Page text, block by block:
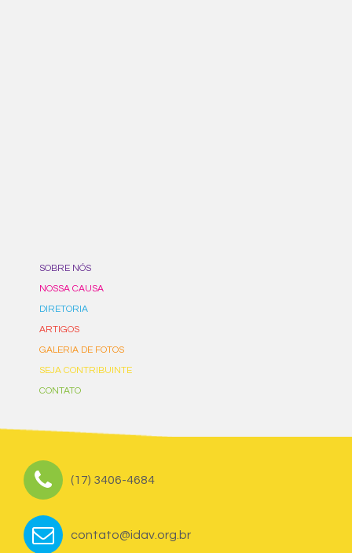
SOBRE NÓS
NOSSA CAUSA
DIRETORIA
ARTIGOS
GALERIA DE FOTOS
SEJA CONTRIBUINTE
CONTATO
(17) 3406-4684
contato@idav.org.br